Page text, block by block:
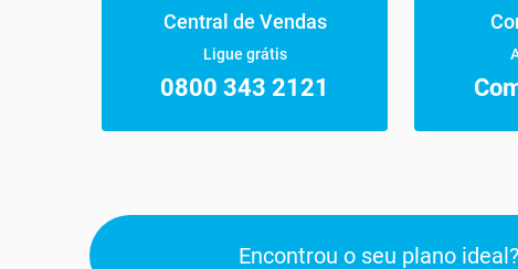
Central de Vendas
Ligue grátis
0800 343 2121
Encontrou o seu plano